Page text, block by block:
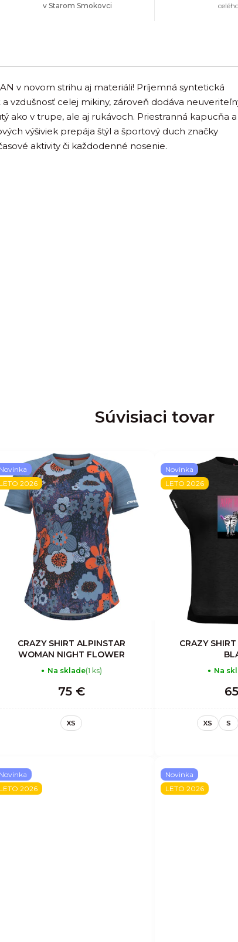
v Starom Smokovci
v novom strihu aj materiáli! Príjemná syntetická
vzdušnosť celej mikiny, zároveň dodáva
ako v trupe, ale aj rukávoch. Priestranná kapucňa a
výšiviek prepája štýl a športový duch značky
aktivity či každodenné nosenie.
Súvisiaci tovar
Novinka
LETO 2026
CRAZY SHIRT ALPINSTAR
WOMAN NIGHT FLOWER
Na sklade(1 ks)
75 €
XS
Novinka
LETO 2026
CRAZY
Na
XS S
Novinka
LETO 2026
Novinka
LETO 2026